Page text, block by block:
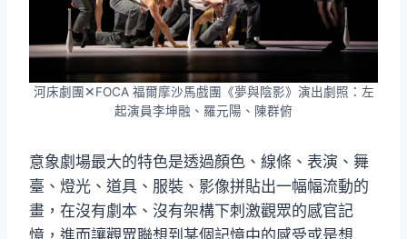
河床劇團✕FOCA 福爾摩沙馬戲團《夢與陰影》演出劇照：左
起演員李坤融、羅元陽、陳群俯
意象劇場最大的特色是透過顏色、線條、表演、舞
臺、燈光、道具、服裝、影像拼貼出一幅幅流動的
畫，在沒有劇本、沒有架構下刺激觀眾的感官記
憶，進而讓觀眾聯想到某個記憶中的感受或是想